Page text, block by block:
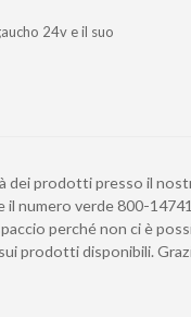
24v e il suo
dei prodotti presso il
numero verde 800-
perché non ci è
prodotti disponibili.